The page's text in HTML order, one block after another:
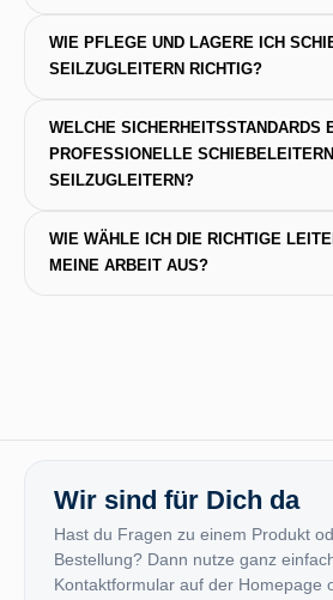
WIE PFLEGE UND LAGERE ICH
SEILZUGLEITERN RICHTIG?
WELCHE SICHERHEITSSTANDARDS
PROFESSIONELLE
SEILZUGLEITERN?
WIE WÄHLE ICH DIE RICHTIGE
MEINE ARBEIT AUS?
Wir sind für Dich da
Hast du Fragen zu einem Produkt
Bestellung? Dann nutze ganz
Kontaktformular auf der Homepage